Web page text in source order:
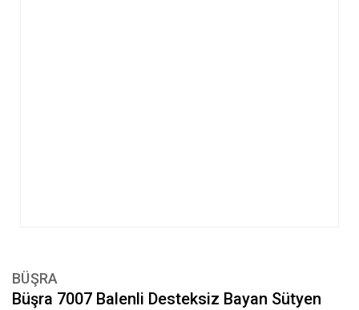
BÜŞRA
Büşra 7007 Balenli Desteksiz Bayan Sütyen